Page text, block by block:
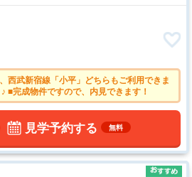
西武新宿線「小平」どちらもご利用できま
■完成物件ですので、内見できます！
見学予約する 無料